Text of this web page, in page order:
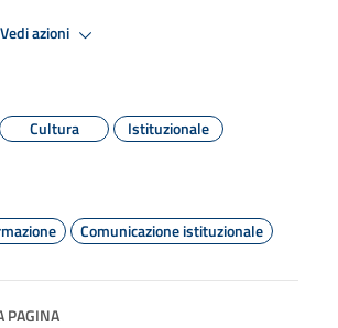
Vedi azioni
Cultura Istituzionale
Comunicazione istituzionale
PAGINA